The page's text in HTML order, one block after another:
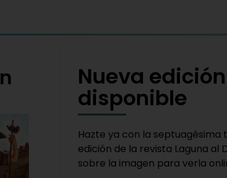
Nueva edición
disponible
Hazte ya con la septuagésima
edición de la revista Laguna al
sobre la imagen para verla